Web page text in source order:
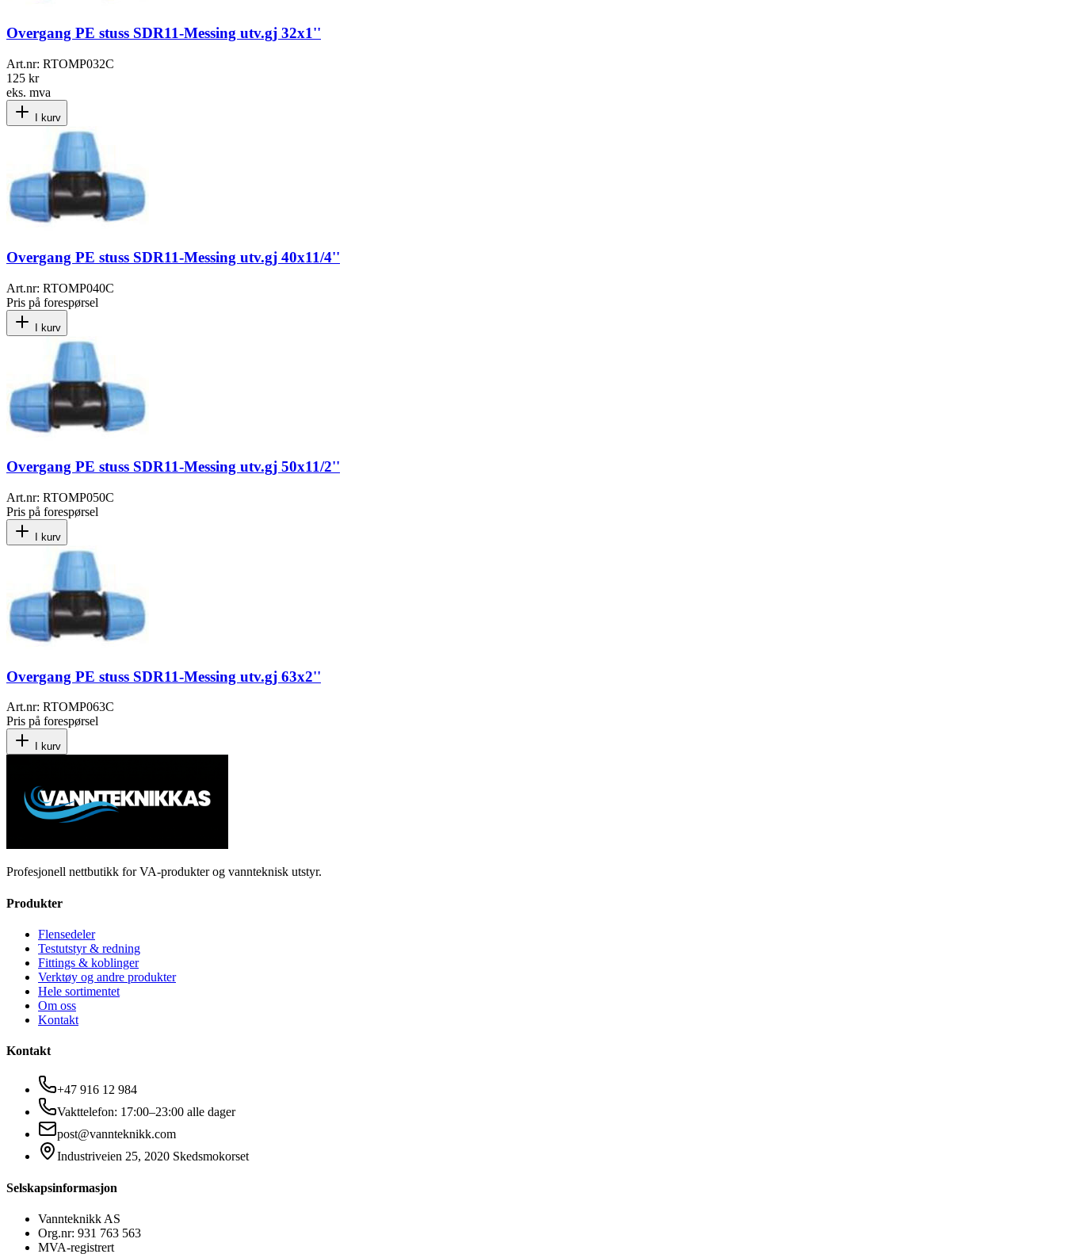
Overgang PE stuss SDR11-Messing utv.gj 32x1''
Art.nr: RTOMP032C
125 kr
eks. mva
I kurv
Overgang PE stuss SDR11-Messing utv.gj 40x11/4''
Art.nr: RTOMP040C
Pris på forespørsel
I kurv
Overgang PE stuss SDR11-Messing utv.gj 50x11/2''
Art.nr: RTOMP050C
Pris på forespørsel
I kurv
Overgang PE stuss SDR11-Messing utv.gj 63x2''
Art.nr: RTOMP063C
Pris på forespørsel
I kurv
Profesjonell nettbutikk for VA-produkter og vannteknisk utstyr.
Produkter
Flensedeler
Testutstyr & redning
Fittings & koblinger
Verktøy og andre produkter
Hele sortimentet
Om oss
Kontakt
Kontakt
+47 916 12 984
Vakttelefon: 17:00–23:00 alle dager
post@vannteknikk.com
Industriveien 25, 2020 Skedsmokorset
Selskapsinformasjon
Vannteknikk AS
Org.nr: 931 763 563
MVA-registrert